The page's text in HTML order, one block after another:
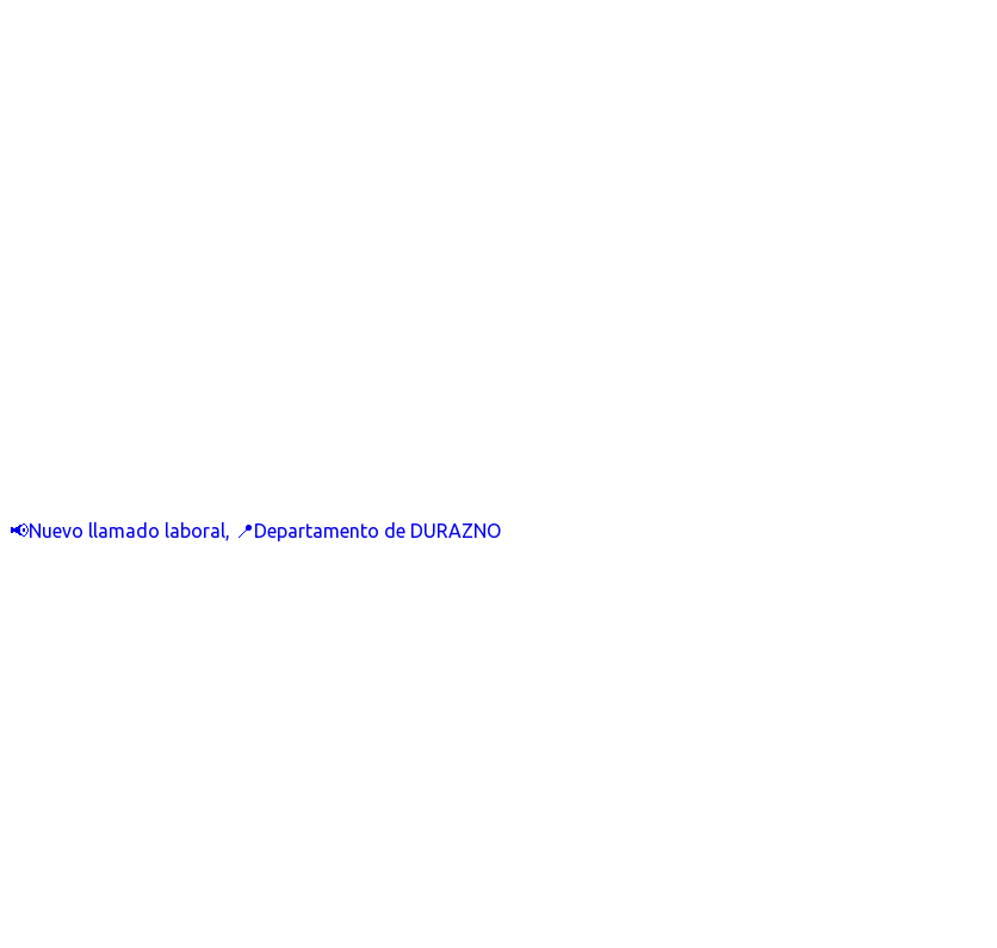
📢Nuevo llamado laboral, 📍Departamento de DURAZNO